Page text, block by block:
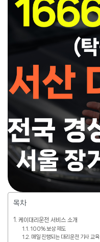
목차
케이대리운전 서비스 소개
100% 보상 제도
매일 진행되는 대리운전 기사 교육